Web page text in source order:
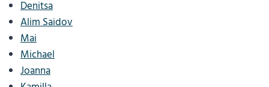
Denitsa
Alim Saidov
Mai
Michael
Joanna